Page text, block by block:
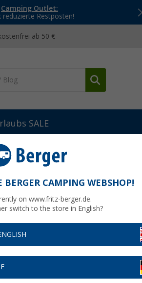
Camping Outlet:
reduzierte Restposten!
ab 50 €
SALE
Origin Outdoors Bamboo
Bis zu
BERGER CAMPING WEBSHOP!
on www.fritz-berger.de.
switch to the store in English?